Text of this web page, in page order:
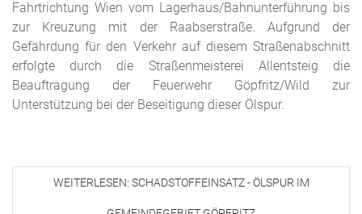
Fahrtrichtung Wien vom Lagerhaus/Bahnunterführung bis
zur Kreuzung mit der Raabserstraße. Aufgrund der
Gefährdung für den Verkehr auf diesem Straßenabschnitt
erfolgte durch die Straßenmeisterei Allentsteig die
Beauftragung der Feuerwehr Göpfritz/Wild zur
Unterstützung bei der Beseitigung dieser Ölspur.
WEITERLESEN: SCHADSTOFFEINSATZ - ÖLSPUR IM